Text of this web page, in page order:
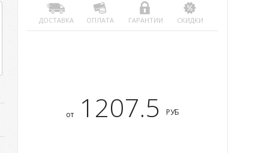
ДОСТАВКА ОПЛАТА ГАРАНТИИ СКИДКИ
от 1207.5 РУБ